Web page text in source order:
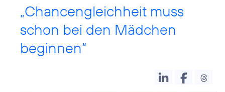
„Chancengleichheit muss
schon bei den Mädchen
beginnen“